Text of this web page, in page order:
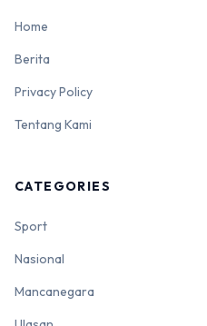
Home
Berita
Privacy Policy
Tentang Kami
CATEGORIES
Sport
Nasional
Mancanegara